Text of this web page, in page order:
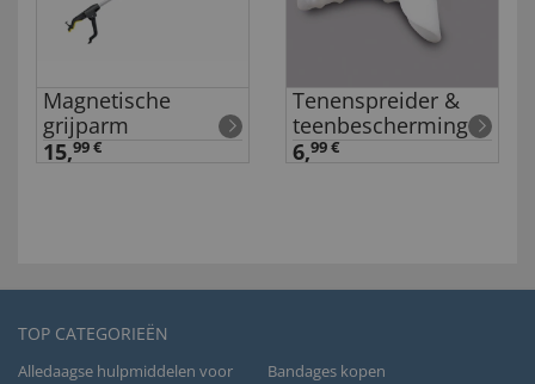
Magnetische
grijparm
15,99 €
Tenenspreider &
teenbescherming
6,99 €
TOP CATEGORIEËN
Alledaagse hulpmiddelen voor
Bandages kopen